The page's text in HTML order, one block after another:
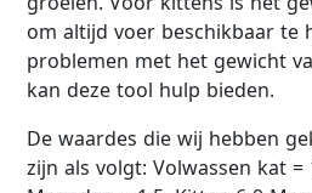
om altijd voer beschikbaar te
problemen met het gewicht
kan deze tool hulp bieden.
De waardes die wij hebben
zijn als volgt: Volwassen kat =